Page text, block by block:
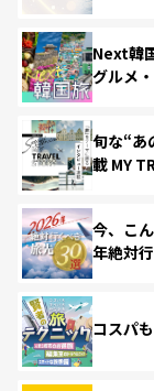
Next韓
グルメ
旬な“あ
載 MY
今、こ
年絶対
コスパ